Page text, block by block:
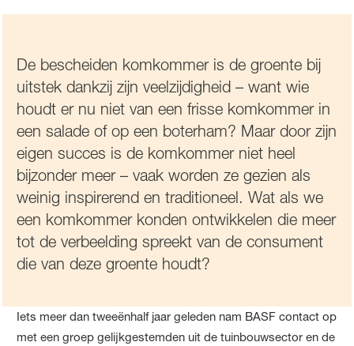
De bescheiden komkommer is de groente bij
uitstek dankzij zijn veelzijdigheid – want wie
houdt er nu niet van een frisse komkommer in
een salade of op een boterham? Maar door zijn
eigen succes is de komkommer niet heel
bijzonder meer – vaak worden ze gezien als
weinig inspirerend en traditioneel. Wat als we
een komkommer konden ontwikkelen die meer
tot de verbeelding spreekt van de consument
die van deze groente houdt?
Iets meer dan tweeënhalf jaar geleden nam BASF contact op
met een groep gelijkgestemden uit de tuinbouwsector en de